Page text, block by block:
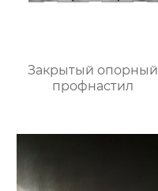
Закрытый опорный
профнастил